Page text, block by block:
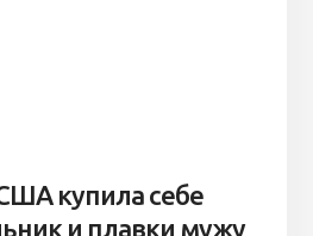
купила себе
и плавки мужу